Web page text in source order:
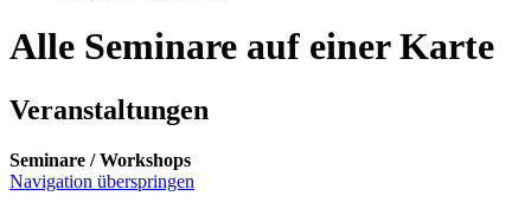
Alle Seminare auf einer Karte
Veranstaltungen
Seminare / Workshops
Navigation überspringen